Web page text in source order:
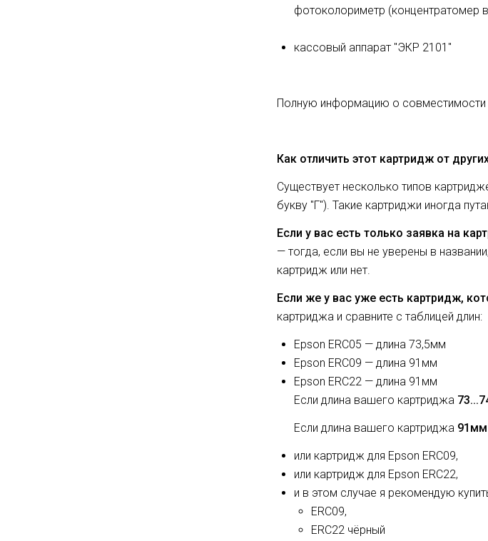
фотоколориметр
кассовый аппарат "ЭКР 2101"
Полную информацию о совместимости
Как отличить этот картридж от
Существует несколько типов
букву "Г"). Такие картриджи иногда
Если у вас есть только заявка на
— тогда, если вы не уверены в
картридж или нет.
Если же у вас уже есть картридж,
картриджа и сравните с таблицей длин:
Epson ERC05 — длина 73,5мм
Epson ERC09 — длина 91мм
Epson ERC22 — длина 91мм
Если длина вашего картриджа
Если длина вашего картриджа 91мм
или картридж для Epson ERC09,
или картридж для Epson ERC22,
и в этом случае я рекомендую
ERC09,
ERC22 чёрный